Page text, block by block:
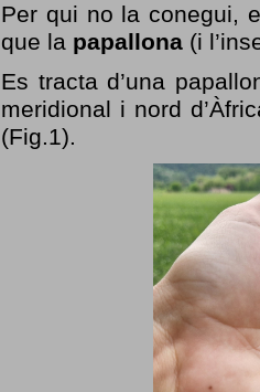
Per qui no la conegui,
que la papallona (i
Es tracta d’una
meridional i nord
(Fig.1).